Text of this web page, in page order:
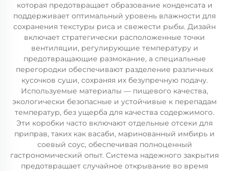
которая предотвращает образование конденсата и
поддерживает оптимальный уровень влажности для
сохранения текстуры риса и свежести рыбы. Дизайн
включает стратегически расположенные точки
вентиляции, регулирующие температуру и
предотвращающие размокание, а специальные
перегородки обеспечивают разделение различных
кусочков суши, сохраняя их безупречную подачу.
Используемые материалы — пищевого качества,
экологически безопасные и устойчивые к перепадам
температур, без ущерба для качества содержимого.
Эти коробки часто включают отдельные отсеки для
приправ, таких как васаби, маринованный имбирь и
соевый соус, обеспечивая полноценный
гастрономический опыт. Система надежного закрытия
предотвращает случайное открывание во время